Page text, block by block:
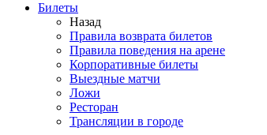
Билеты
Назад
Правила возврата билетов
Правила поведения на арене
Корпоративные билеты
Выездные матчи
Ложи
Ресторан
Трансляции в городе